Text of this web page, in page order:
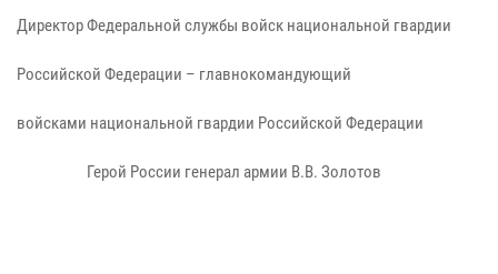
Директор Федеральной службы войск национальной гвардии
Российской Федерации – главнокомандующий
войсками национальной гвардии Российской Федерации
Герой России генерал армии В.В. Золотов